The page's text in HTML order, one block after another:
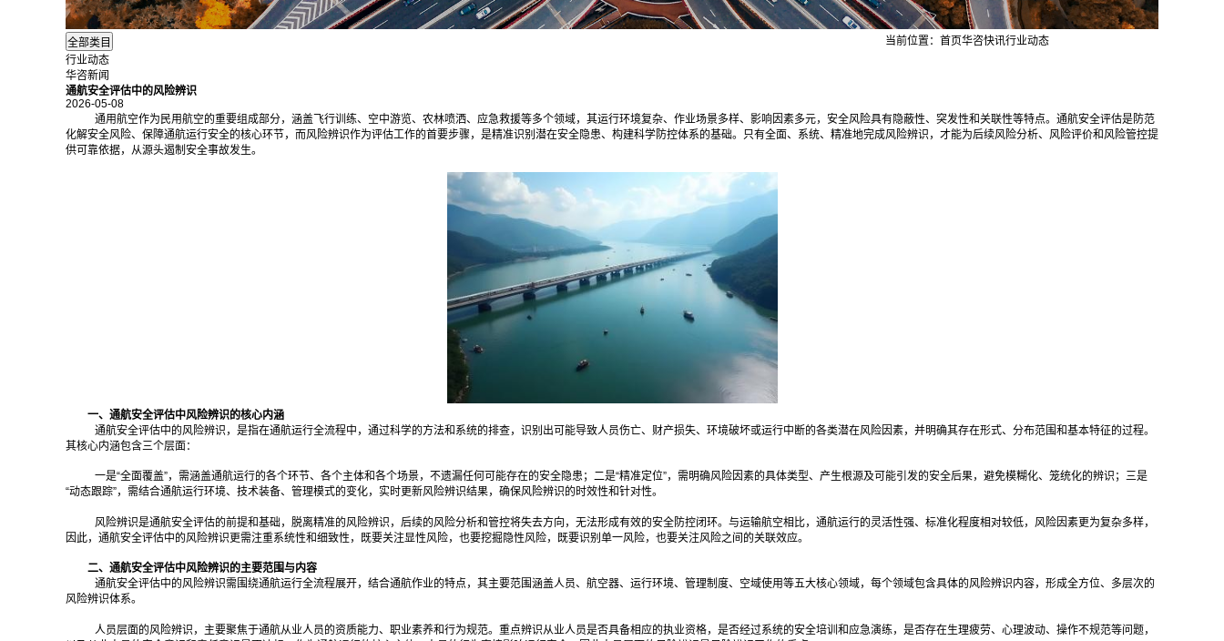
行业动态
华咨新闻
当前位置： 首页华咨快讯行业动态
通航安全评估中的风险辨识
2026-05-08
通用航空作为民用航空的重要组成部分，涵盖飞行训练、空中游览、农林喷洒、应急救援等多个领域，其运行环境复杂、作业场景多样、影响因素多元，安全风险具有隐蔽性、突发性和关联性等特点。通航安全评估是防范
化解安全风险、保障通航运行安全的核心环节，而风险辨识作为评估工作的首要步骤，是精准识别潜在安全隐患、构建科学防控体系的基础。只有全面、系统、精准地完成风险辨识，才能为后续风险分析、风险评价和风险管控提
供可靠依据，从源头遏制安全事故发生。
一、通航安全评估中风险辨识的核心内涵
通航安全评估中的风险辨识，是指在通航运行全流程中，通过科学的方法和系统的排查，识别出可能导致人员伤亡、财产损失、环境破坏或运行中断的各类潜在风险因素，并明确其存在形式、分布范围和基本特征的过程。
其核心内涵包含三个层面：
一是“全面覆盖”，需涵盖通航运行的各个环节、各个主体和各个场景，不遗漏任何可能存在的安全隐患；二是“精准定位”，需明确风险因素的具体类型、产生根源及可能引发的安全后果，避免模糊化、笼统化的辨识；三是
“动态跟踪”，需结合通航运行环境、技术装备、管理模式的变化，实时更新风险辨识结果，确保风险辨识的时效性和针对性。
风险辨识是通航安全评估的前提和基础，脱离精准的风险辨识，后续的风险分析和管控将失去方向，无法形成有效的安全防控闭环。与运输航空相比，通航运行的灵活性强、标准化程度相对较低，风险因素更为复杂多样，
因此，通航安全评估中的风险辨识更需注重系统性和细致性，既要关注显性风险，也要挖掘隐性风险，既要识别单一风险，也要关注风险之间的关联效应。
二、通航安全评估中风险辨识的主要范围与内容
通航安全评估中的风险辨识需围绕通航运行全流程展开，结合通航作业的特点，其主要范围涵盖人员、航空器、运行环境、管理制度、空域使用等五大核心领域，每个领域包含具体的风险辨识内容，形成全方位、多层次的
风险辨识体系。
人员层面的风险辨识，主要聚焦于通航从业人员的资质能力、职业素养和行为规范。重点辨识从业人员是否具备相应的执业资格，是否经过系统的安全培训和应急演练，是否存在生理疲劳、心理波动、操作不规范等问题，